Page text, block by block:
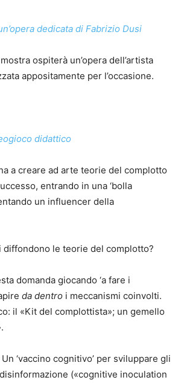
dedicata di Fabrizio Dusi
ospiterà un’opera dell’artista
appositamente per l’occasione.
didattico
a creare ad arte teorie del complotto
entrando in una ‘bolla
un influencer della
diffondono le teorie del complotto?
domanda giocando ‘a fare i
da dentro i meccanismi coinvolti.
il «Kit del complottista»; un gemello
‘vaccino cognitivo’ per sviluppare gli
(«cognitive inoculation